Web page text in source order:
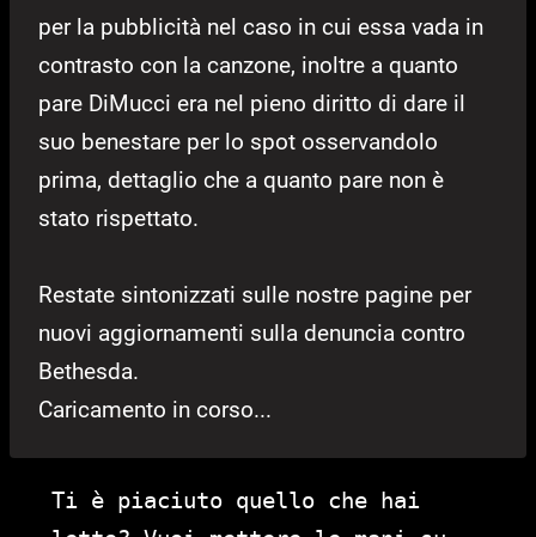
per la pubblicità nel caso in cui essa vada in
contrasto con la canzone, inoltre a quanto
pare DiMucci era nel pieno diritto di dare il
suo benestare per lo spot osservandolo
prima, dettaglio che a quanto pare non è
stato rispettato.
Restate sintonizzati sulle nostre pagine per
nuovi aggiornamenti sulla denuncia contro
Bethesda.
Caricamento in corso...
Ti è piaciuto quello che hai